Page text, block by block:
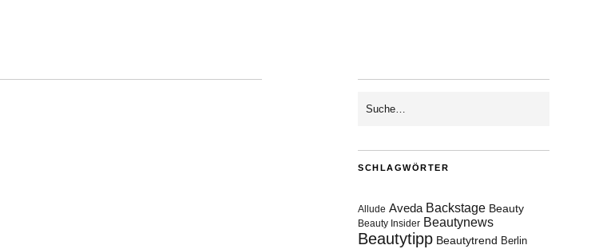
SCHLAGWÖRTER
Allude Aveda Backstage Beauty
Beauty Insider Beautynews
Beautytipp Beautytrend Berlin